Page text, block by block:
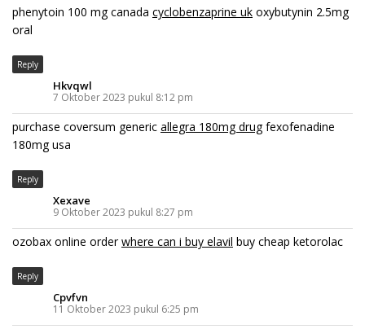
phenytoin 100 mg canada cyclobenzaprine uk oxybutynin 2.5mg
oral
Reply
Hkvqwl
7 Oktober 2023 pukul 8:12 pm
purchase coversum generic allegra 180mg drugfexofenadine
180mg usa
Reply
Xexave
9 Oktober 2023 pukul 8:27 pm
ozobax online orderwhere can i buy elavil buy cheap ketorolac
Reply
Cpvfvn
11 Oktober 2023 pukul 6:25 pm